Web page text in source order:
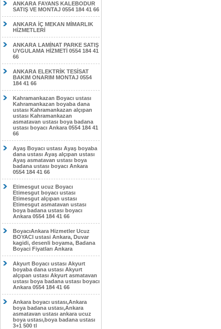
ANKARA FAYANS KALEBODUR
SATIŞ VE MONTAJ 0554 184 41 66
ANKARA İÇ MEKAN MİMARLIK
HİZMETLERİ
ANKARA LAMİNAT PARKE SATIŞ
UYGULAMA HİZMETİ 0554 184 41
66
ANKARA ELEKTRİK TESİSAT
BAKIM ONARIM MONTAJ 0554
184 41 66
Kahramankazan Boyacı ustası
Kahramankazan boyaba dana
ustası Kahramankazan alçıpan
ustası Kahramankazan
asmatavan ustası boya badana
ustası boyacı Ankara 0554 184 41
66
Ayaş Boyacı ustası Ayaş boyaba
dana ustası Ayaş alçıpan ustası
Ayaş asmatavan ustası boya
badana ustası boyacı Ankara
0554 184 41 66
Etimesgut ucuz Boyacı
Etimesgut boyacı ustası
Etimesgut alçıpan ustası
Etimesgut asmatavan ustası
boya badana ustası boyacı
Ankara 0554 184 41 66
BoyacıAnkara Hizmetler Ucuz
BOYACI ustasi Ankara, Duvar
kagidi, desenli boyama, Badana
Boyaci Fiyatları Ankara
Akyurt Boyacı ustası Akyurt
boyaba dana ustası Akyurt
alçıpan ustası Akyurt asmatavan
ustası boya badana ustası boyacı
Ankara 0554 184 41 66
Ankara boyacı ustası,Ankara
boya badana ustası,Ankara
asmatavan ustası ankara ucuz
boya ustası,boya badana ustası
3+1 500 tl